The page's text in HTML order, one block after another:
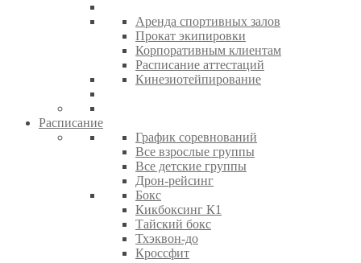
Аренда спортивных залов
Прокат экипировки
Корпоративным клиентам
Расписание аттестаций
Кинезиотейпирование
Расписание
График соревнований
Все взрослые группы
Все детские группы
Дрон-рейсинг
Бокс
Кикбоксинг К1
Тайский бокс
Тхэквон-до
Кроссфит